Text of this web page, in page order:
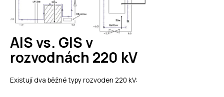
AIS vs. GIS v
rozvodnách 220 kV
Existují dva běžné typy rozvoden 220 kV: